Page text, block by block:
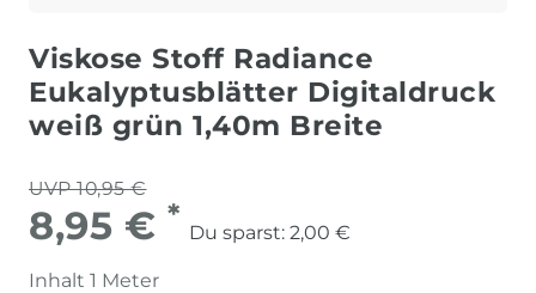
Viskose Stoff Radiance
Eukalyptusblätter Digitaldruck
weiß grün 1,40m Breite
UVP 10,95 €
8,95 € *
Du sparst: 2,00 €
Inhalt 1 Meter